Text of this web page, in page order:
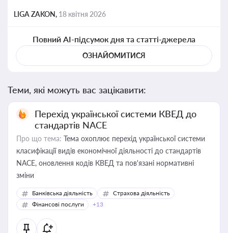
LIGA ZAKON, 18 квітня 2026
Повний AI-підсумок дня та статті-джерела
ОЗНАЙОМИТИСЯ
Теми, які можуть вас зацікавити:
Перехід української системи КВЕД до
стандартів NACE
Про що тема: Тема охоплює перехід української системи
класифікації видів економічної діяльності до стандартів
NACE, оновлення кодів КВЕД та пов'язані нормативні
зміни
Банківська діяльність
Страхова діяльність
Фінансові послуги
+13